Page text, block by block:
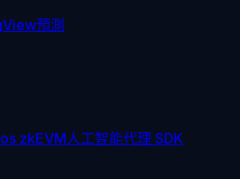
預測
zkEVM人工智能代理 SDK